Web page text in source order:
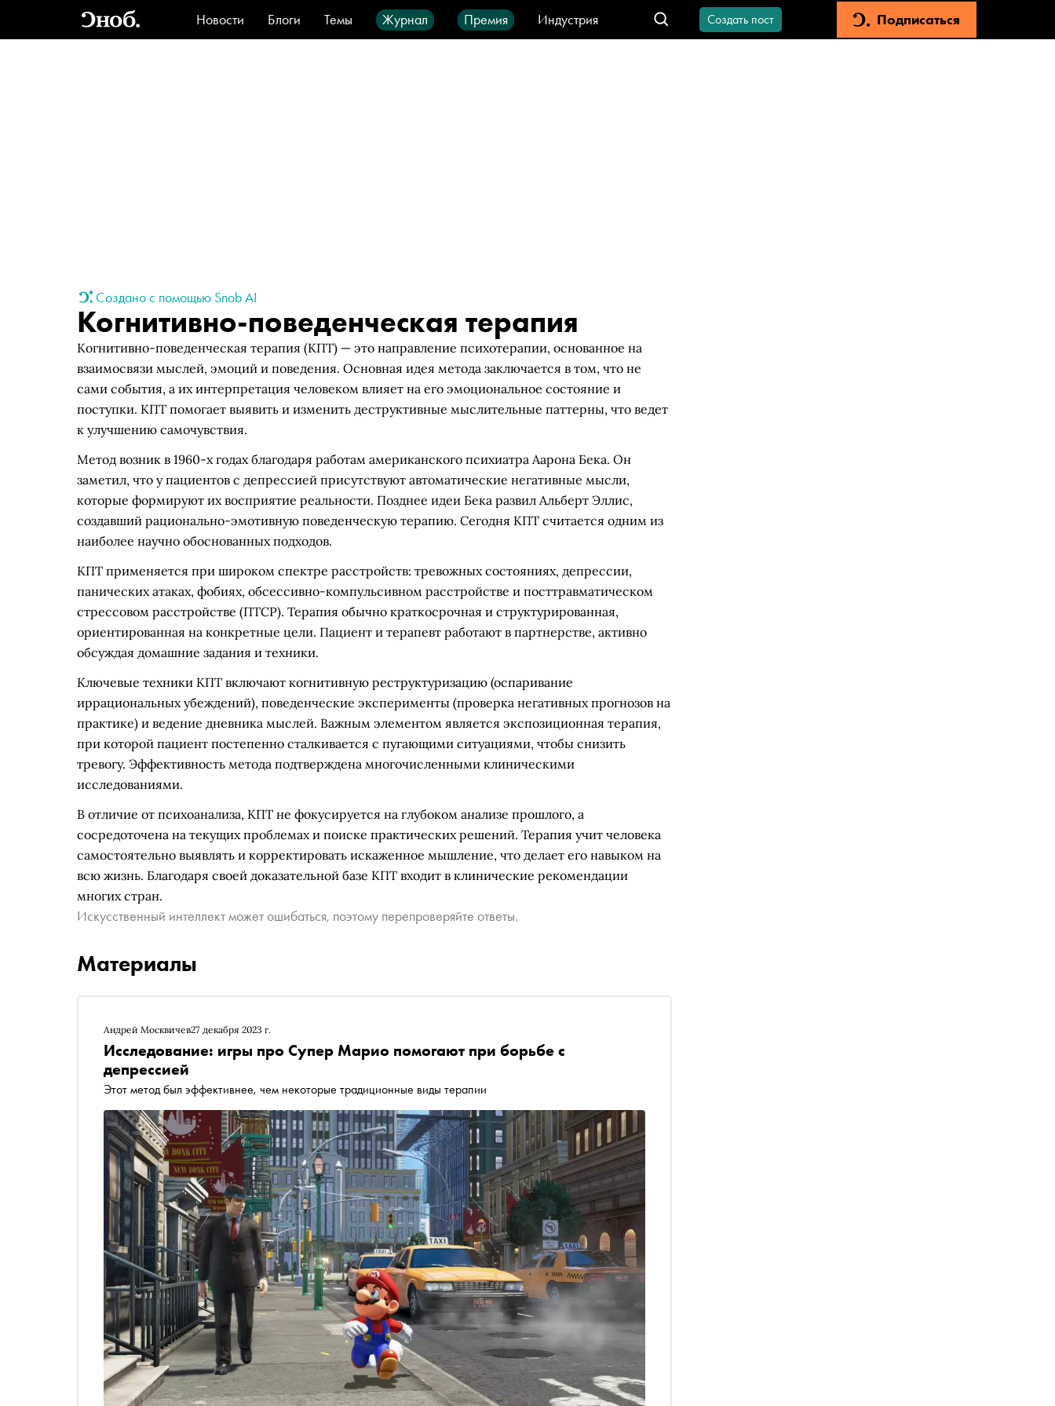
Новости Блоги Темы Журнал Премия
Индустрия
Стиль
Видео Город IT-продукты
Создать пост Подписаться
Создано с помощью Snob AI
Когнитивно-поведенческая терапия
Когнитивно-поведенческая терапия (КПТ) — это направление психотерапии, основанное на
взаимосвязи мыслей, эмоций и поведения. Основная идея метода заключается в том, что не
сами события, а их интерпретация человеком влияет на его эмоциональное состояние и
поступки. КПТ помогает выявить и изменить деструктивные мыслительные паттерны, что ведет
к улучшению самочувствия.
Метод возник в 1960-х годах благодаря работам американского психиатра Аарона Бека. Он
заметил, что у пациентов с депрессией присутствуют автоматические негативные мысли,
которые формируют их восприятие реальности. Позднее идеи Бека развил Альберт Эллис,
создавший рационально-эмотивную поведенческую терапию. Сегодня КПТ считается одним из
наиболее научно обоснованных подходов.
КПТ применяется при широком спектре расстройств: тревожных состояниях, депрессии,
панических атаках, фобиях, обсессивно-компульсивном расстройстве и посттравматическом
стрессовом расстройстве (ПТСР). Терапия обычно краткосрочная и структурированная,
ориентированная на конкретные цели. Пациент и терапевт работают в партнерстве, активно
обсуждая домашние задания и техники.
Ключевые техники КПТ включают когнитивную реструктуризацию (оспаривание
иррациональных убеждений), поведенческие эксперименты (проверка негативных прогнозов на
практике) и ведение дневника мыслей. Важным элементом является экспозиционная терапия,
при которой пациент постепенно сталкивается с пугающими ситуациями, чтобы снизить
тревогу. Эффективность метода подтверждена многочисленными клиническими
исследованиями.
В отличие от психоанализа, КПТ не фокусируется на глубоком анализе прошлого, а
сосредоточена на текущих проблемах и поиске практических решений. Терапия учит человека
самостоятельно выявлять и корректировать искаженное мышление, что делает его навыком на
всю жизнь. Благодаря своей доказательной базе КПТ входит в клинические рекомендации
многих стран.
Искусственный интеллект может ошибаться, поэтому перепроверяйте ответы.
Материалы
Андрей Москвичев27 декабря 2023 г.
Исследование: игры про Супер Марио помогают при борьбе с
депрессией
Этот метод был эффективнее, чем некоторые традиционные виды терапии